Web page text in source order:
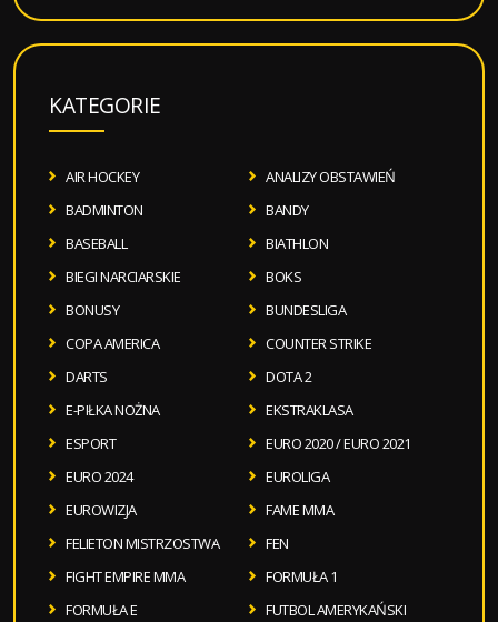
KATEGORIE
AIR HOCKEY
ANALIZY OBSTAWIEŃ
BADMINTON
BANDY
BASEBALL
BIATHLON
BIEGI NARCIARSKIE
BOKS
BONUSY
BUNDESLIGA
COPA AMERICA
COUNTER STRIKE
DARTS
DOTA 2
E-PIŁKA NOŻNA
EKSTRAKLASA
ESPORT
EURO 2020 / EURO 2021
EURO 2024
EUROLIGA
EUROWIZJA
FAME MMA
FELIETON MISTRZOSTWA
FEN
FIGHT EMPIRE MMA
FORMUŁA 1
FORMUŁA E
FUTBOL AMERYKAŃSKI